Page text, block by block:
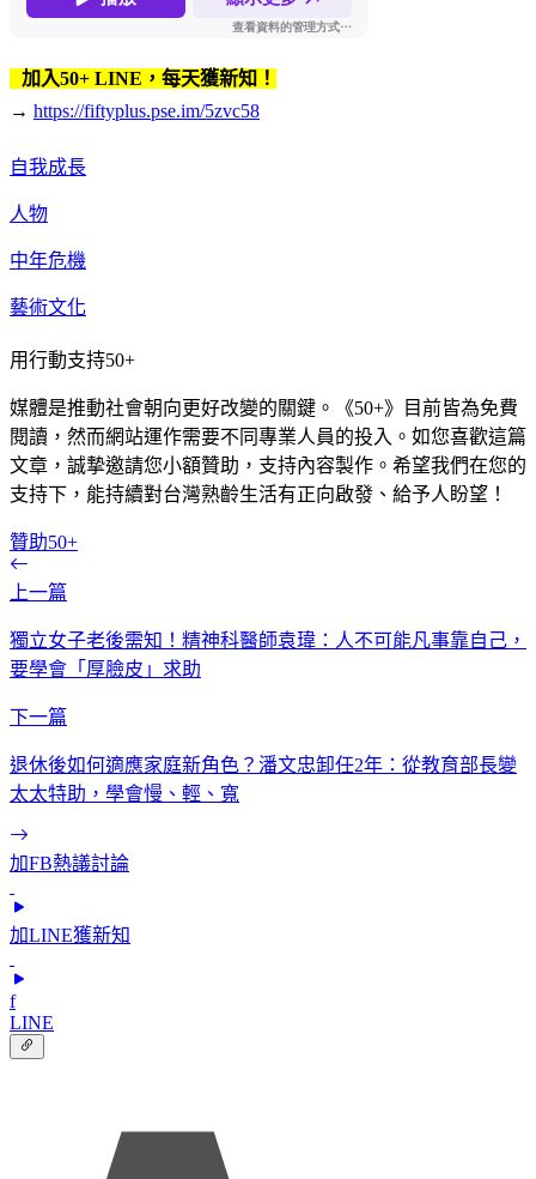
加入50+ LINE，每天獲新知！
→ https://fiftyplus.pse.im/5zvc58
自我成長
人物
中年危機
藝術文化
用行動支持50+
媒體是推動社會朝向更好改變的關鍵。《50+》目前皆為免費
閱讀，然而網站運作需要不同專業人員的投入。如您喜歡這篇
文章，誠摯邀請您小額贊助，支持內容製作。希望我們在您的
支持下，能持續對台灣熟齡生活有正向啟發、給予人盼望！
贊助50+
上一篇
獨立女子老後需知！精神科醫師袁瑋：人不可能凡事靠自己，
要學會「厚臉皮」求助
下一篇
退休後如何適應家庭新角色？潘文忠卸任2年：從教育部長變
太太特助，學會慢、輕、寬
加FB熱議討論
加LINE獲新知
f
LINE